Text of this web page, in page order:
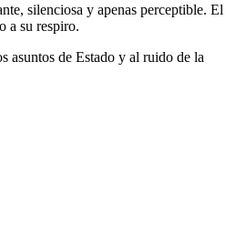
silenciosa y apenas perceptible. El
a su respiro.
asuntos de Estado y al ruido de la